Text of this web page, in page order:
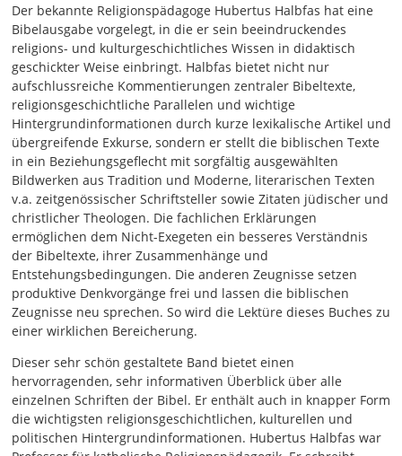
Der bekannte Religionspädagoge Hubertus Halbfas hat eine
Bibelausgabe vorgelegt, in die er sein beeindruckendes
religions- und kulturgeschichtliches Wissen in didaktisch
geschickter Weise einbringt. Halbfas bietet nicht nur
aufschlussreiche Kommentierungen zentraler Bibeltexte,
religionsgeschichtliche Parallelen und wichtige
Hintergrundinformationen durch kurze lexikalische Artikel und
übergreifende Exkurse, sondern er stellt die biblischen Texte
in ein Beziehungsgeflecht mit sorgfältig ausgewählten
Bildwerken aus Tradition und Moderne, literarischen Texten
v.a. zeitgenössischer Schriftsteller sowie Zitaten jüdischer und
christlicher Theologen. Die fachlichen Erklärungen
ermöglichen dem Nicht-Exegeten ein besseres Verständnis
der Bibeltexte, ihrer Zusammenhänge und
Entstehungsbedingungen. Die anderen Zeugnisse setzen
produktive Denkvorgänge frei und lassen die biblischen
Zeugnisse neu sprechen. So wird die Lektüre dieses Buches zu
einer wirklichen Bereicherung.
Dieser sehr schön gestaltete Band bietet einen
hervorragenden, sehr informativen Überblick über alle
einzelnen Schriften der Bibel. Er enthält auch in knapper Form
die wichtigsten religionsgeschichtlichen, kulturellen und
politischen Hintergrundinformationen. Hubertus Halbfas war